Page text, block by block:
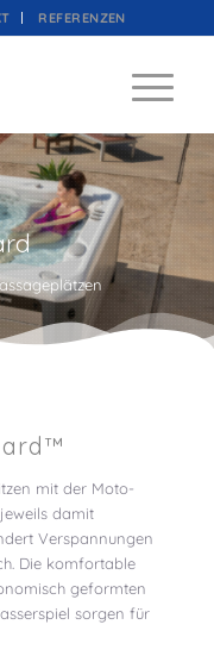
REFERENZEN
mit der Moto-
damit
Verspannungen
Die komfortable
geformten
sorgen für